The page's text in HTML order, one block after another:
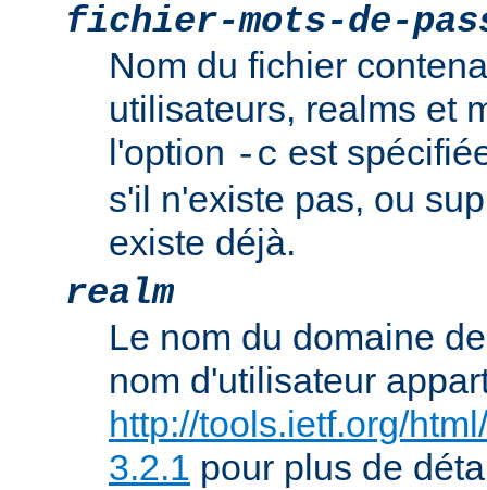
fichier-mots-de-
Nom du fichier
utilisateurs, realms et
l'option -c est
s'il n'existe pas, ou
existe déjà.
realm
Le nom du domaine
nom d'utilisateur
http://tools.ietf.org/
3.2.1 pour plus de